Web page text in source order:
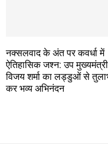
नक्सलवाद के अंत पर कवर्धा में
ऐतिहासिक जश्न: उप मुख्यमंत्री
विजय शर्मा का लड्डुओं से
कर भव्य अभिनंदन